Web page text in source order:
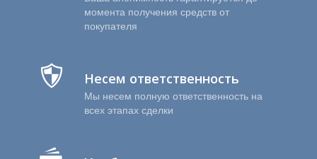
момента получения средств от
покупателя
Несем ответственность
Мы несем полную ответственность на
всех этапах сделки